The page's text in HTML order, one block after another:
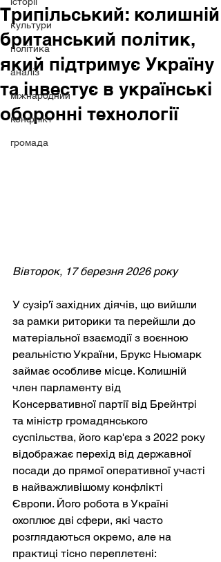
культури
політика
аналіз
міжнародний
конфлікт
громада
Трипільський: колишній
британський політик,
який підтримує Україну
та інвестує в українські
оборонні технології
Вівторок, 17 березня 2026 року
У сузір'ї західних діячів, що вийшли
за рамки риторики та перейшли до
матеріальної взаємодії з воєнною
реальністю України, Брукс Ньюмарк
займає особливе місце. Колишній
член парламенту від
Консервативної партії від Брейнтрі
та міністр громадянського
суспільства, його кар'єра з 2022 року
відображає перехід від державної
посади до прямої оперативної участі
в найважливішому конфлікті
Європи. Його робота в Україні
охоплює дві сфери, які часто
розглядаються окремо, але на
практиці тісно переплетені: